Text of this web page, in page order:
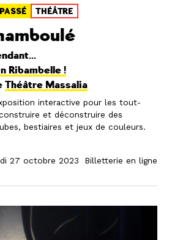
THÉÂTRE
Ribambelle !
Théâtre Massalia
interactive pour les tout-
et déconstruire des
bestiaires et jeux de couleurs.
27 octobre 2023
Billetterie en ligne